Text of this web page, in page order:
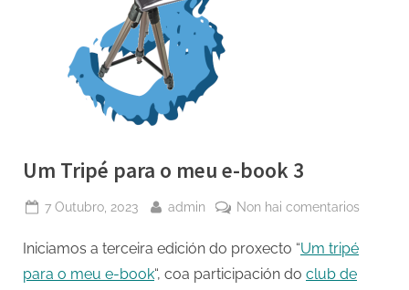
Um Tripé para o meu e-book 3
Posted
7 Outubro, 2023 By
admin Non hai comentariosen
Tripé
Iniciamos a terceira edición do proxecto “Um tripé
para o meu e-book“, coa participación do club de